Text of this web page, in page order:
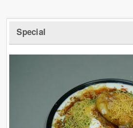
Special